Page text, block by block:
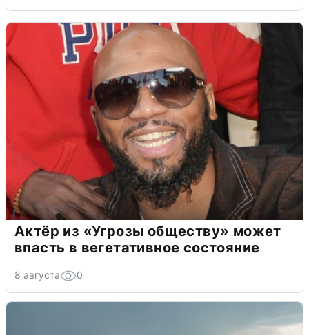
Актёр из «Угрозы обществу» может
впасть в вегетативное состояние
8 августа 0